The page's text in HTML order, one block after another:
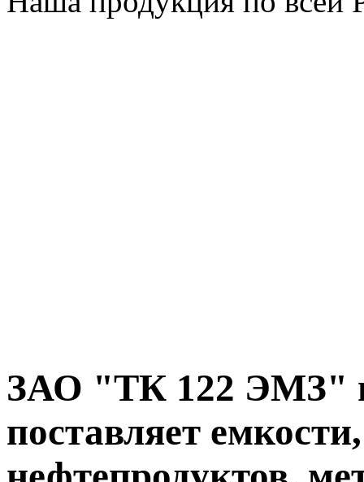
ЗАО "ТК 122 ЭМЗ"
поставляет